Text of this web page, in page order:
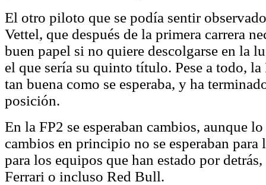
El otro piloto que se podía sentir
Vettel, que después de la primera carrera
buen papel si no quiere descolgarse en la
el que sería su quinto título. Pese a todo,
tan buena como se esperaba, y ha
posición.
En la FP2 se esperaban cambios, aunque
cambios en principio no se esperaban para
para los equipos que han estado por
Ferrari o incluso Red Bull.